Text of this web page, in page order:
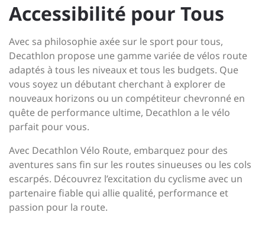
Accessibilité pour Tous
Avec sa philosophie axée sur le sport pour tous,
Decathlon propose une gamme variée de vélos route
adaptés à tous les niveaux et tous les budgets. Que
vous soyez un débutant cherchant à explorer de
nouveaux horizons ou un compétiteur chevronné en
quête de performance ultime, Decathlon a le vélo
parfait pour vous.
Avec Decathlon Vélo Route, embarquez pour des
aventures sans fin sur les routes sinueuses ou les cols
escarpés. Découvrez l’excitation du cyclisme avec un
partenaire fiable qui allie qualité, performance et
passion pour la route.